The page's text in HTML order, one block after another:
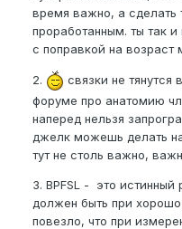
время важно, а сделать
проработанным. ты так и
с поправкой на возраст
2.
связки не
форуме про анатомию
наперед нельзя
джелк можешь делать
тут не столь важно,
3. BPFSL - это истинный
должен быть при
повезло, что при